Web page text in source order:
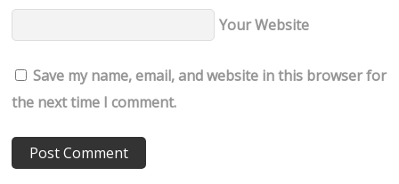
Your Website
Save my name, email, and website in this browser for
the next time I comment.